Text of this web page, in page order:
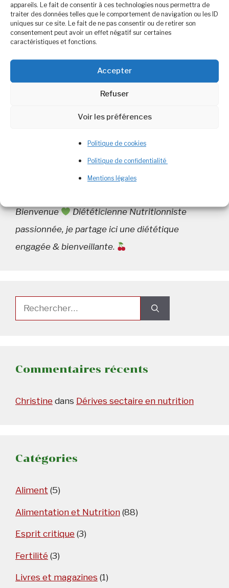
appareils. Le fait de consentir à ces technologies nous permettra de
traiter des données telles que le comportement de navigation ou les ID
uniques sur ce site. Le fait de ne pas consentir ou de retirer son
consentement peut avoir un effet négatif sur certaines
caractéristiques et fonctions.
Accepter
Refuser
Voir les préférences
Politique de cookies
Politique de confidentialité
Mentions légales
nouveaux adeptes. Cette quête requiert dans
certains groupes et à travers des méthodes
non conventionnelles à visée thérapeutique, la
Alimentation et Nutrition
coach en nutrition,diététicienne
2 commentaires
Bienvenue
Diététicienne Nutritionniste
passionnée, je partage ici une diététique
engagée & bienveillante.
Rechercher :
Commentaires récents
Christine dans Dérives sectaire en nutrition
Catégories
Aliment (5)
Alimentation et Nutrition (88)
Esprit critique (3)
Fertilité (3)
Livres et magazines (1)